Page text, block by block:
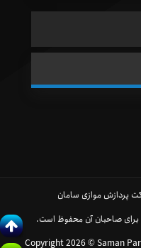
موازی سامان
صاحبان آن محفوظ است.
Copyright 2026 © Saman